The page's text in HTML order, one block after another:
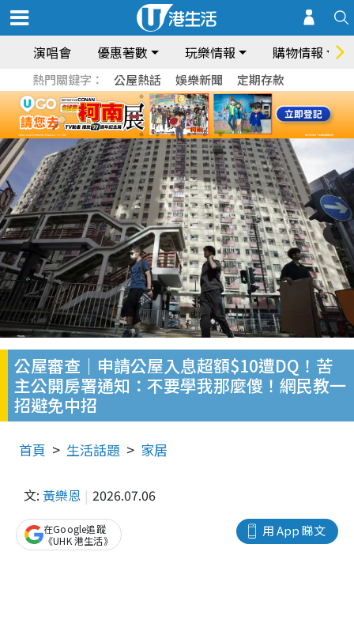
演唱會 優惠著數 玩樂情報 購物情報
熱門關鍵字： 公屋熱話 娛樂新聞 定期存款
公屋審查｜申請公屋入息超額$10遭DQ！苦
主公開房署通知：不要學我那麼傻！網民教一
招避免中招
首頁 生活話題 家居
文: 黃樂恩 2026.07.06
用 App 睇文
在Google追蹤
《UHK 港生活》